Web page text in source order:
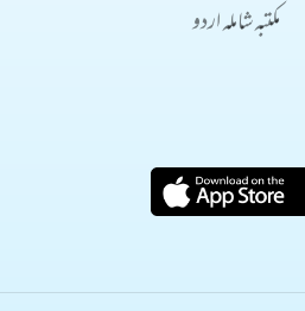
مکتبہ شاملہ اردو